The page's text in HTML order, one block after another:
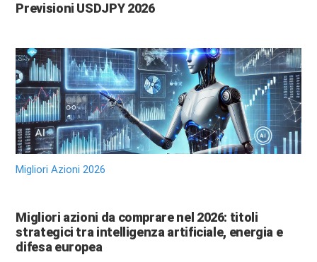
Previsioni USDJPY 2026
Migliori Azioni 2026
Migliori azioni da comprare nel 2026: titoli
strategici tra intelligenza artificiale, energia e
difesa europea